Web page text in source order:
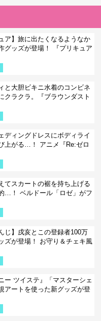
ア】旅に出たくなるようなか
グッズが登場！ 『プリキュア
と大胆ビキニ水着のコンビネ
クラクラ。『ブラウンダスト
ディングドレスにボディライ
上がる…！ アニメ『Re:ゼロ
てスカートの裾を持ち上げる
…！ ベルドール「ロゼ」がフ
じ】戌亥とこの登録者100万
ズが登場！ お守り＆チェキ風
ー ツイステ』「マスターシェ
アートを使った新グッズが登